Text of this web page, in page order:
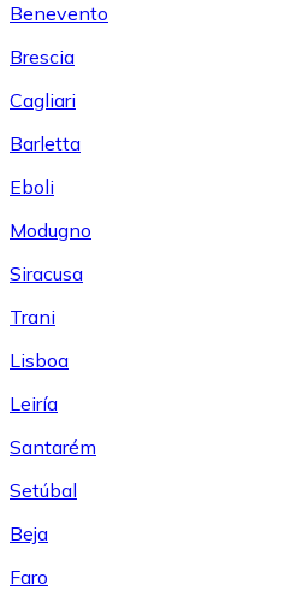
Benevento
Brescia
Cagliari
Barletta
Eboli
Modugno
Siracusa
Trani
Lisboa
Leiría
Santarém
Setúbal
Beja
Faro